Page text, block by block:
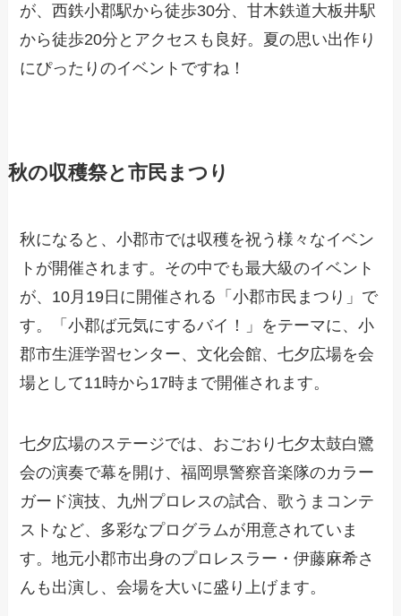
が、西鉄小郡駅から徒歩30分、甘木鉄道大板井駅
から徒歩20分とアクセスも良好。夏の思い出作り
にぴったりのイベントですね！
秋の収穫祭と市民まつり
秋になると、小郡市では収穫を祝う様々なイベン
トが開催されます。その中でも最大級のイベント
が、10月19日に開催される「小郡市民まつり」で
す。「小郡ば元気にするバイ！」をテーマに、小
郡市生涯学習センター、文化会館、七夕広場を会
場として11時から17時まで開催されます。
七夕広場のステージでは、おごおり七夕太鼓白鷺
会の演奏で幕を開け、福岡県警察音楽隊のカラー
ガード演技、九州プロレスの試合、歌うまコンテ
ストなど、多彩なプログラムが用意されていま
す。地元小郡市出身のプロレスラー・伊藤麻希さ
んも出演し、会場を大いに盛り上げます。